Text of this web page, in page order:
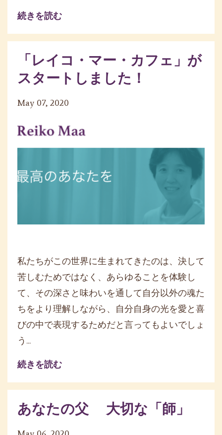
続きを読む
「レイコ・マー・カフェ」が
スタートしました！
May 07, 2020
私たちがこの世界に生まれてきたのは、決して
苦しむためではなく、あらゆることを体験し
て、その深さと味わいを通して自分以外の魂た
ちをより理解しながら、自分自身の光を愛と喜
びの中で表現するためだと言ってもよいでしょ
う...
続きを読む
あなたの父 大切な「師」